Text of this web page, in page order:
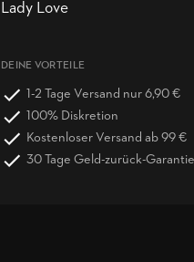
Lady Love
DEINE VORTEILE
1-2 Tage Versand nur 6,90 €
100% Diskretion
Kostenloser Versand ab 99 €
30 Tage Geld-zurück-Garantie